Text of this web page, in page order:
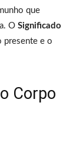
que
O Significado
presente e o
Corpo